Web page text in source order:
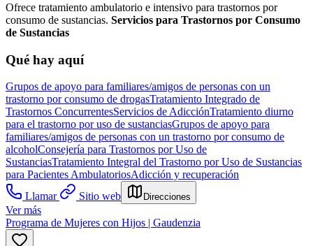
Ofrece tratamiento ambulatorio e intensivo para trastornos por
consumo de sustancias. Servicios para Trastornos por Consumo
de Sustancias
Qué hay aquí
Grupos de apoyo para familiares/amigos de personas con un
trastorno por consumo de drogasTratamiento Integrado de
Trastornos ConcurrentesServicios de AdicciónTratamiento diurno
para el trastorno por uso de sustanciasGrupos de apoyo para
familiares/amigos de personas con un trastorno por consumo de
alcoholConsejería para Trastornos por Uso de
SustanciasTratamiento Integral del Trastorno por Uso de Sustancias
para Pacientes AmbulatoriosAdicción y recuperación
Llamar
Sitio web Direcciones
Ver más
Programa de Mujeres con Hijos | Gaudenzia